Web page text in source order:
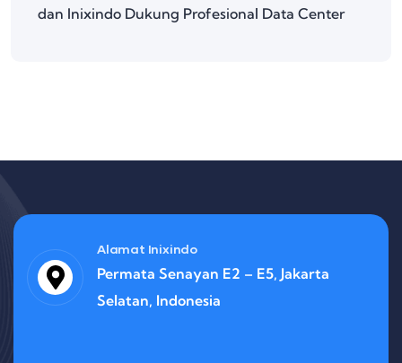
dan Inixindo Dukung Profesional Data Center
Alamat Inixindo
Permata Senayan E2 – E5, Jakarta
Selatan, Indonesia